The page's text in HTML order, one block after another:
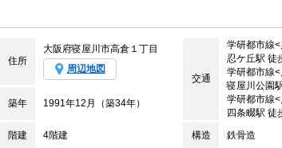
住所
大阪府寝屋川市高倉１丁目
周辺地図
交通
学研都市線
忍ケ丘駅 徒
学研都市線
寝屋川公園
学研都市線
四条畷駅 徒
築年 1991年12月（築34年）
階建 4階建 構造 鉄骨造